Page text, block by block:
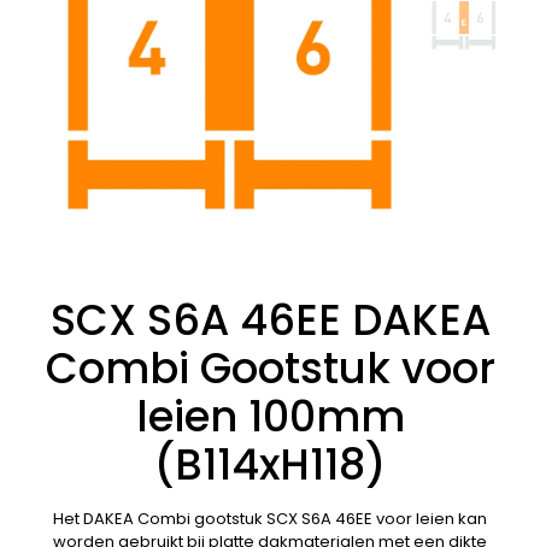
SCX S6A 46EE DAKEA
Combi Gootstuk voor
leien 100mm
(B114xH118)
Het DAKEA Combi gootstuk SCX S6A 46EE voor leien kan
worden gebruikt bij platte dakmaterialen met een dikte